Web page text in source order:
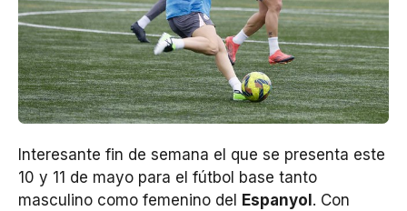
Interesante fin de semana el que se presenta este
10 y 11 de mayo para el fútbol base tanto
masculino como femenino del
Espanyol . Con